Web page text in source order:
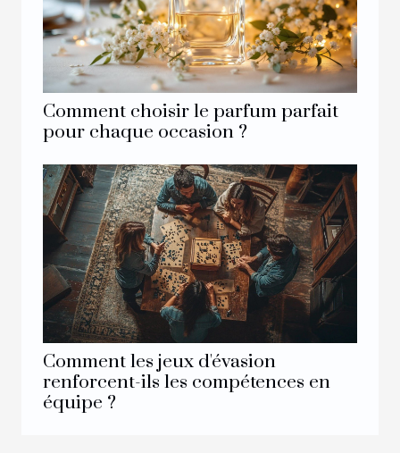
Comment choisir le parfum parfait
pour chaque occasion ?
Comment les jeux d'évasion
renforcent-ils les compétences en
équipe ?